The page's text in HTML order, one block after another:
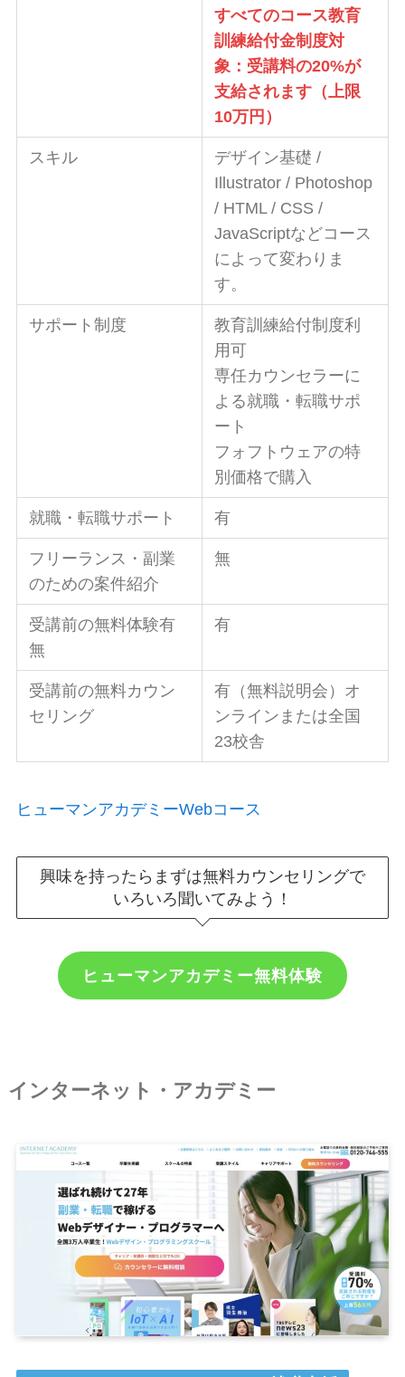
すべてのコース教育
訓練給付金制度対
象：受講料の20%が
支給されます（上限
10万円）
スキル
デザイン基礎 /
Illustrator / Photoshop
/ HTML / CSS /
JavaScriptなどコース
によって変わりま
す。
サポート制度
教育訓練給付制度利
用可
専任カウンセラーに
よる就職・転職サポ
ート
フォフトウェアの特
別価格で購入
就職・転職サポート 有
フリーランス・副業
のための案件紹介
無
受講前の無料体験有
無
有
受講前の無料カウン
セリング
有（無料説明会）オ
ンラインまたは全国
23校舎
ヒューマンアカデミーWebコース
興味を持ったらまずは無料カウンセリングで
いろいろ聞いてみよう！
ヒューマンアカデミー無料体験
インターネット・アカデミー